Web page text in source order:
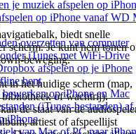
je muziek afspelen op
op iPhone vanaf WD
overzetten van computer
iTunes met WiFi-Drive
afspelen op je iPhone
bent
op iPhone en Mac
(iTunes-bestanden) af
iPhone
van Mac of PC naar
biedt snelle
scherm. Je kunt hem tonen
beweging.
in het huidige scherm (map,
bibliotheek of wachtrij).
de staat van de
artiest of afspeellijst